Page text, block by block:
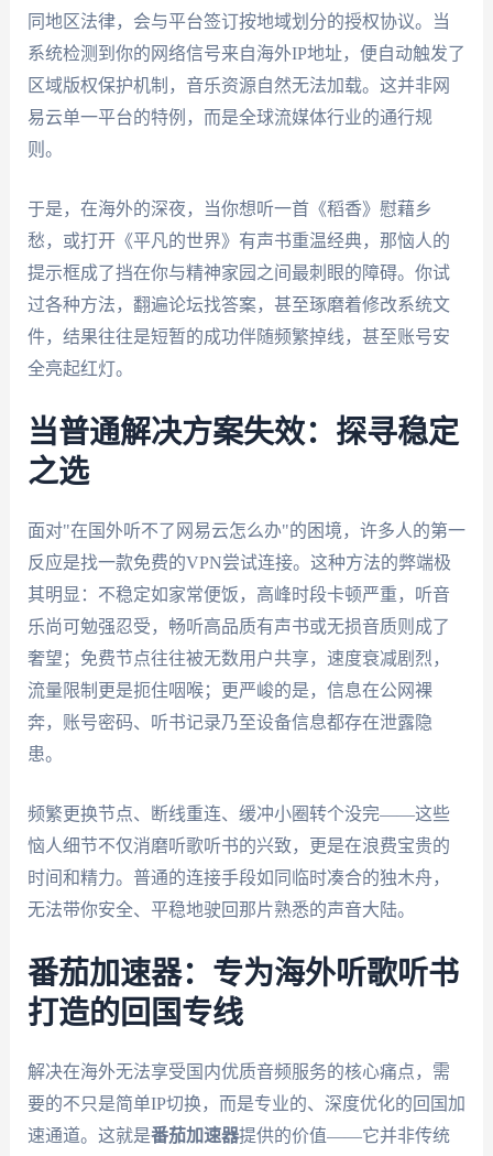
同地区法律，会与平台签订按地域划分的授权协议。当
系统检测到你的网络信号来自海外IP地址，便自动触发了
区域版权保护机制，音乐资源自然无法加载。这并非网
易云单一平台的特例，而是全球流媒体行业的通行规
则。
于是，在海外的深夜，当你想听一首《稻香》慰藉乡
愁，或打开《平凡的世界》有声书重温经典，那恼人的
提示框成了挡在你与精神家园之间最刺眼的障碍。你试
过各种方法，翻遍论坛找答案，甚至琢磨着修改系统文
件，结果往往是短暂的成功伴随频繁掉线，甚至账号安
全亮起红灯。
当普通解决方案失效：探寻稳定
之选
面对"在国外听不了网易云怎么办"的困境，许多人的第一
反应是找一款免费的VPN尝试连接。这种方法的弊端极
其明显：不稳定如家常便饭，高峰时段卡顿严重，听音
乐尚可勉强忍受，畅听高品质有声书或无损音质则成了
奢望；免费节点往往被无数用户共享，速度衰减剧烈，
流量限制更是扼住咽喉；更严峻的是，信息在公网裸
奔，账号密码、听书记录乃至设备信息都存在泄露隐
患。
频繁更换节点、断线重连、缓冲小圈转个没完——这些
恼人细节不仅消磨听歌听书的兴致，更是在浪费宝贵的
时间和精力。普通的连接手段如同临时凑合的独木舟，
无法带你安全、平稳地驶回那片熟悉的声音大陆。
番茄加速器：专为海外听歌听书
打造的回国专线
解决在海外无法享受国内优质音频服务的核心痛点，需
要的不只是简单IP切换，而是专业的、深度优化的回国加
速通道。这就是番茄加速器提供的价值——它并非传统